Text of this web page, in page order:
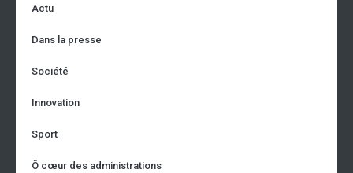
Actu
Dans la presse
Société
Innovation
Sport
Ô cœur des administrations